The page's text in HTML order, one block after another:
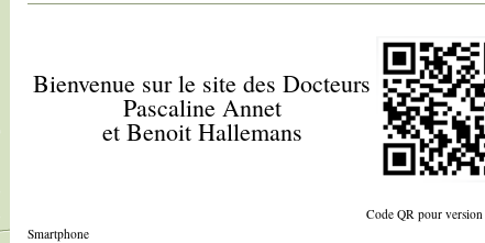
Bienvenue sur le site des Docteurs
Pascaline Annet
et Benoit Hallemans
Code QR pour version
Smartphone